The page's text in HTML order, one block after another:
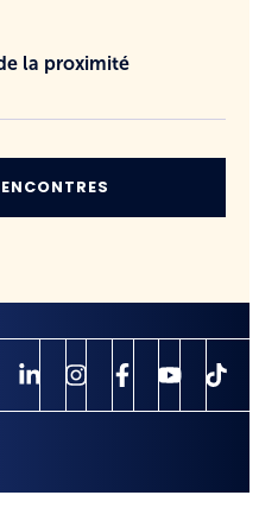
la proximité